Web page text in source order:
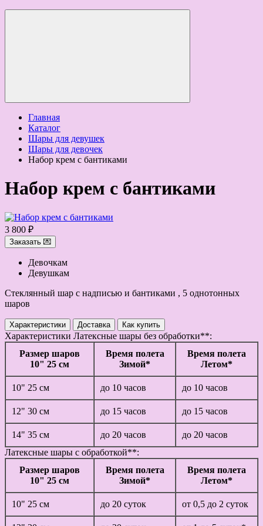
Главная
Каталог
Шары для девушек
Шары для девочек
Набор крем с бантиками
Набор крем с бантиками
3 800 ₽
Заказать 💌
Девочкам
Девушкам
Стеклянный шар с надписью и бантиками , 5 однотонных
шаров
Характеристики Доставка Как купить
Характеристики Латексные шары без обработки**:
Размер шаров
10" 25 см
Время полета
Зимой*
Время полета
Летом*
10" 25 см до 10 часов до 10 часов
12" 30 см до 15 часов до 15 часов
14" 35 см до 20 часов
до 20 часов
Латексные шары с обработкой**:
Размер шаров
10" 25 см
Время полета
Зимой*
Время полета
Летом*
10" 25 см до 20 суток от 0,5 до 2 суток